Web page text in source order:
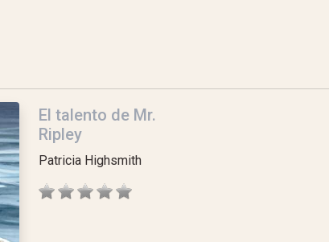
El talento de Mr.
Ripley
Patricia Highsmith